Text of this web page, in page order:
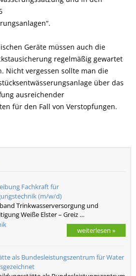
Geräte müssen auch die
regelmäßig gewartet
Nicht vergessen sollte man die
über das
ausreichender
für den Fall von Verstopfungen.
Fachkraft für
(m/w/d)
Trinkwasserversorgung und
Weiße Elster – Greiz …
weiterlesen »
als Bundesleistungszentrum für Water